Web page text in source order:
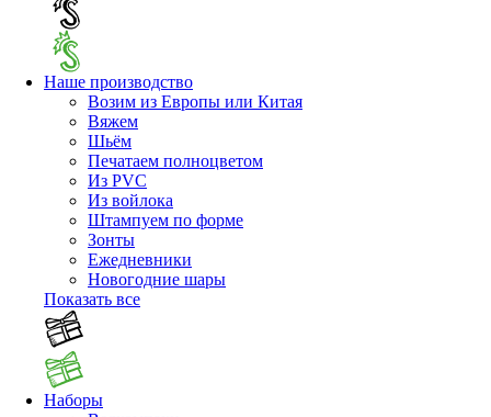
Наше производство
Возим из Европы или Китая
Вяжем
Шьём
Печатаем полноцветом
Из PVC
Из войлока
Штампуем по форме
Зонты
Ежедневники
Новогодние шары
Показать все
Наборы